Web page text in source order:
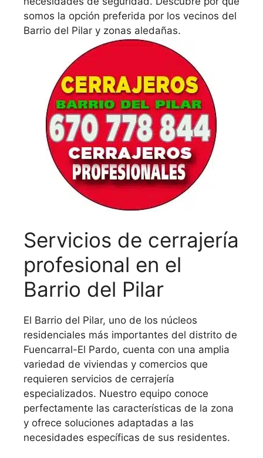
somos la opción preferida por los vecinos del
Barrio del Pilar y zonas aledañas.
Servicios de cerrajería
profesional en el
Barrio del Pilar
El Barrio del Pilar, uno de los núcleos
residenciales más importantes del distrito de
Fuencarral-El Pardo, cuenta con una amplia
variedad de viviendas y comercios que
requieren servicios de cerrajería
especializados. Nuestro equipo conoce
perfectamente las características de la zona
y ofrece soluciones adaptadas a las
necesidades específicas de sus residentes.